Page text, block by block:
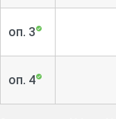
оп. 3
оп. 4